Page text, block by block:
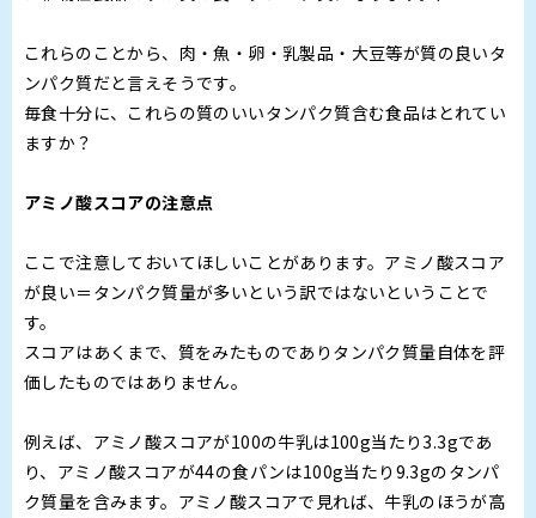
これらのことから、肉・魚・卵・乳製品・大豆等が質の良いタ
ンパク質だと言えそうです。
毎食十分に、これらの質のいいタンパク質含む食品はとれてい
ますか？
アミノ酸スコアの注意点
ここで注意しておいてほしいことがあります。アミノ酸スコア
が良い＝タンパク質量が多いという訳ではないということで
す。
スコアはあくまで、質をみたものでありタンパク質量自体を評
価したものではありません。
例えば、アミノ酸スコアが100の牛乳は100g当たり3.3gであ
り、アミノ酸スコアが44の食パンは100g当たり9.3gのタンパ
ク質量を含みます。アミノ酸スコアで見れば、牛乳のほうが高